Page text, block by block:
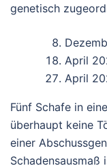
genetisch
April
April
Fünf Schafe in
überhaupt keine
einer
Schadensausmaß